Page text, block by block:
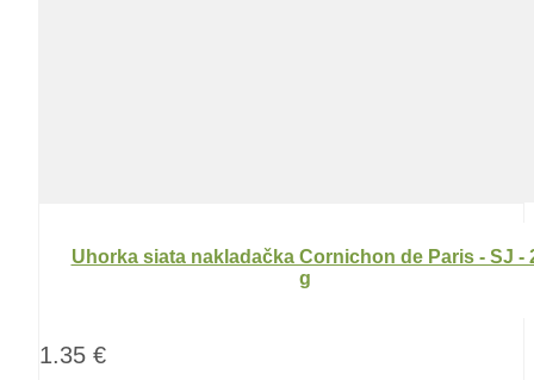
Uhorka siata nakladačka Cornichon de Paris - SJ -
g
1.35 €